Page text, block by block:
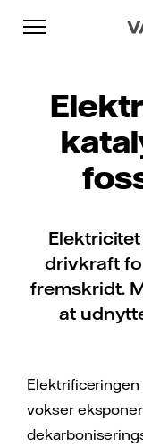
Skift til indhold
Gå til
Gå til sidefod
drivkraft
fremskridt.
at
vokser
Gå til